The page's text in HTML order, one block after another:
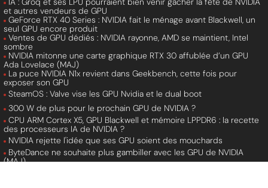
et autres vendeurs de GPU
GeForce RTX 40 Series : NVIDIA fait le ménage avant Blackwell, un
seul GPU encore produit
Ventes de GPU dédiés : NVIDIA rayonne, AMD se maintient, Intel
sombre
NVIDIA mitonne une carte graphique RTX 30 affublée d’un GPU
Ada Lovelace (MAJ)
La puce NVIDIA N1x revient dans Geekbench, cette fois pour
exposer son GPU
SteamOS : Valve vise les GPU Nvidia et le dual boot
300 W de plus pour le prochain GPU de NVIDIA ?
CPU ARM Cortex X5, GPU Blackwell et mémoire LPPDR6 : la recette
des processeurs IA de NVIDIA ?
NVIDIA rejette l'idée que ses GPU soient des mouchards
ByteDance ne souhaite plus gambiller avec les GPU de NVIDIA
(MAJ)